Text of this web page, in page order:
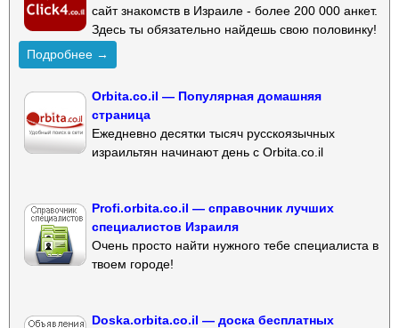
сайт знакомств в Израиле - более 200 000 анкет.
Здесь ты обязательно найдешь свою половинку!
Подробнее →
Orbita.co.il — Популярная домашняя
страница
Ежедневно десятки тысяч русскоязычных
израильтян начинают день с Orbita.co.il
Profi.orbita.co.il — справочник лучших
специалистов Израиля
Очень просто найти нужного тебе специалиста в
твоем городе!
Doska.orbita.co.il — доска бесплатных